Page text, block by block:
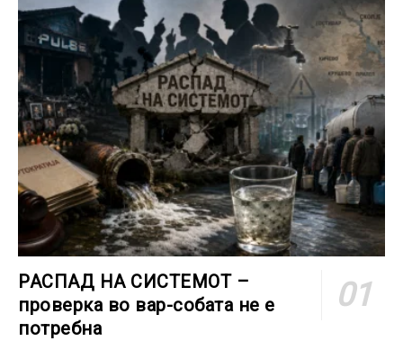
РАСПАД НА СИСТЕМОТ –
проверка во вар-собата не е
потребна